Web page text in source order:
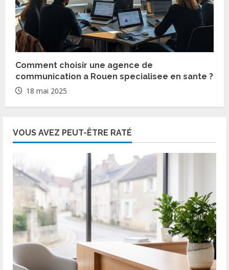
Comment choisir une agence de
communication a Rouen specialisee en sante ?
18 mai 2025
VOUS AVEZ PEUT-ÊTRE RATÉ